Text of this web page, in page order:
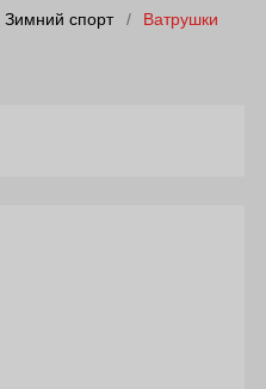
Зимний спорт Ватрушки